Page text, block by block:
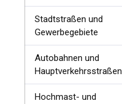
Stadtstraßen und
Gewerbegebiete
Autobahnen und
Hauptverkehrsstraßen
Hochmast- und